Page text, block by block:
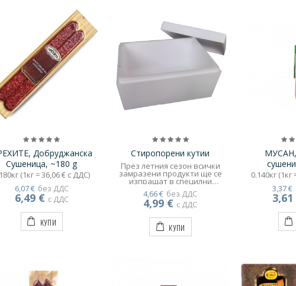
Добруджанскa
Сушеница, ~180 g
(1кг = 36,06 € с ДДС)
без ДДС
6,07 €
с ДДС
6,49 €
КУПИ
Стиропорени кутии
През летния сезон всички
замразени продукти ще се
изпращат в специлни
опаковки снабдени със
специлни фризерни
пакети, които задържат
продуктите в добро
състояние по време на
транспортирането им.!
без ДДС
4,66 €
с ДДС
4,99 €
КУПИ
0.140кг
3,37 €